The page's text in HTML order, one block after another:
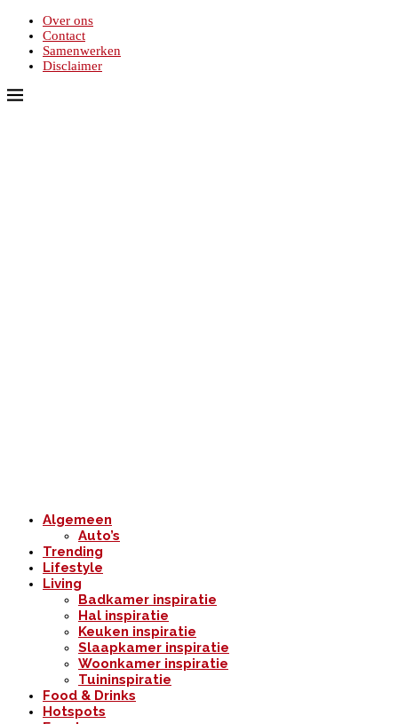
Over ons
Contact
Samenwerken
Disclaimer
Algemeen
Auto’s
Trending
Lifestyle
Living
Badkamer inspiratie
Hal inspiratie
Keuken inspiratie
Slaapkamer inspiratie
Woonkamer inspiratie
Tuininspiratie
Food & Drinks
Hotspots